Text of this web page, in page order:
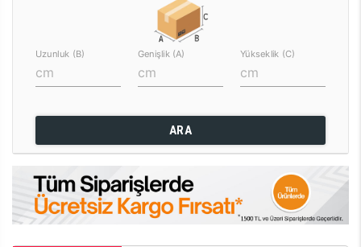
Uzunluk (B) Genişlik (A) Yükseklik (C)
ARA